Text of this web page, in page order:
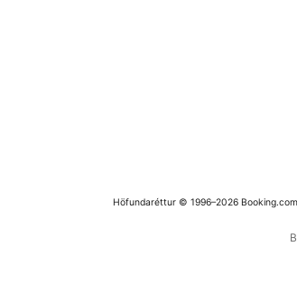
Höfundaréttur © 1996–2026